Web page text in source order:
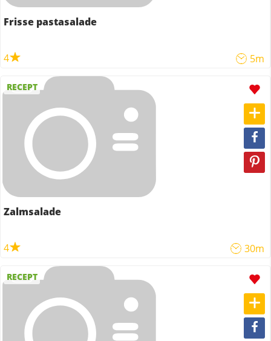
Frisse pastasalade
4 5m
RECEPT
Zalmsalade
4 30m
RECEPT